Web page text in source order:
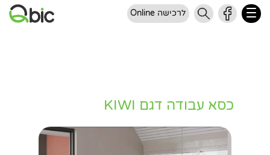
לרכישה Online
כסא עבודה דגם KIWI